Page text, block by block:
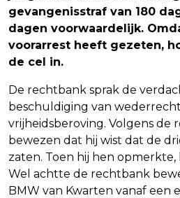
gevangenisstraf van 180
dagen voorwaardelijk.
voorarrest heeft gezeten,
de cel in.
De rechtbank sprak de
beschuldiging van
vrijheidsberoving. Volgens de
bewezen dat hij wist dat de
zaten. Toen hij hen
Wel achtte de rechtbank
BMW van Kwarten vanaf een